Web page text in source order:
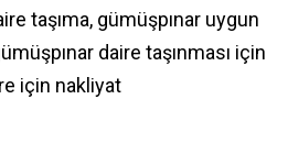
taşıma, gümüşpınar uygun
daire taşınması için
için nakliyat